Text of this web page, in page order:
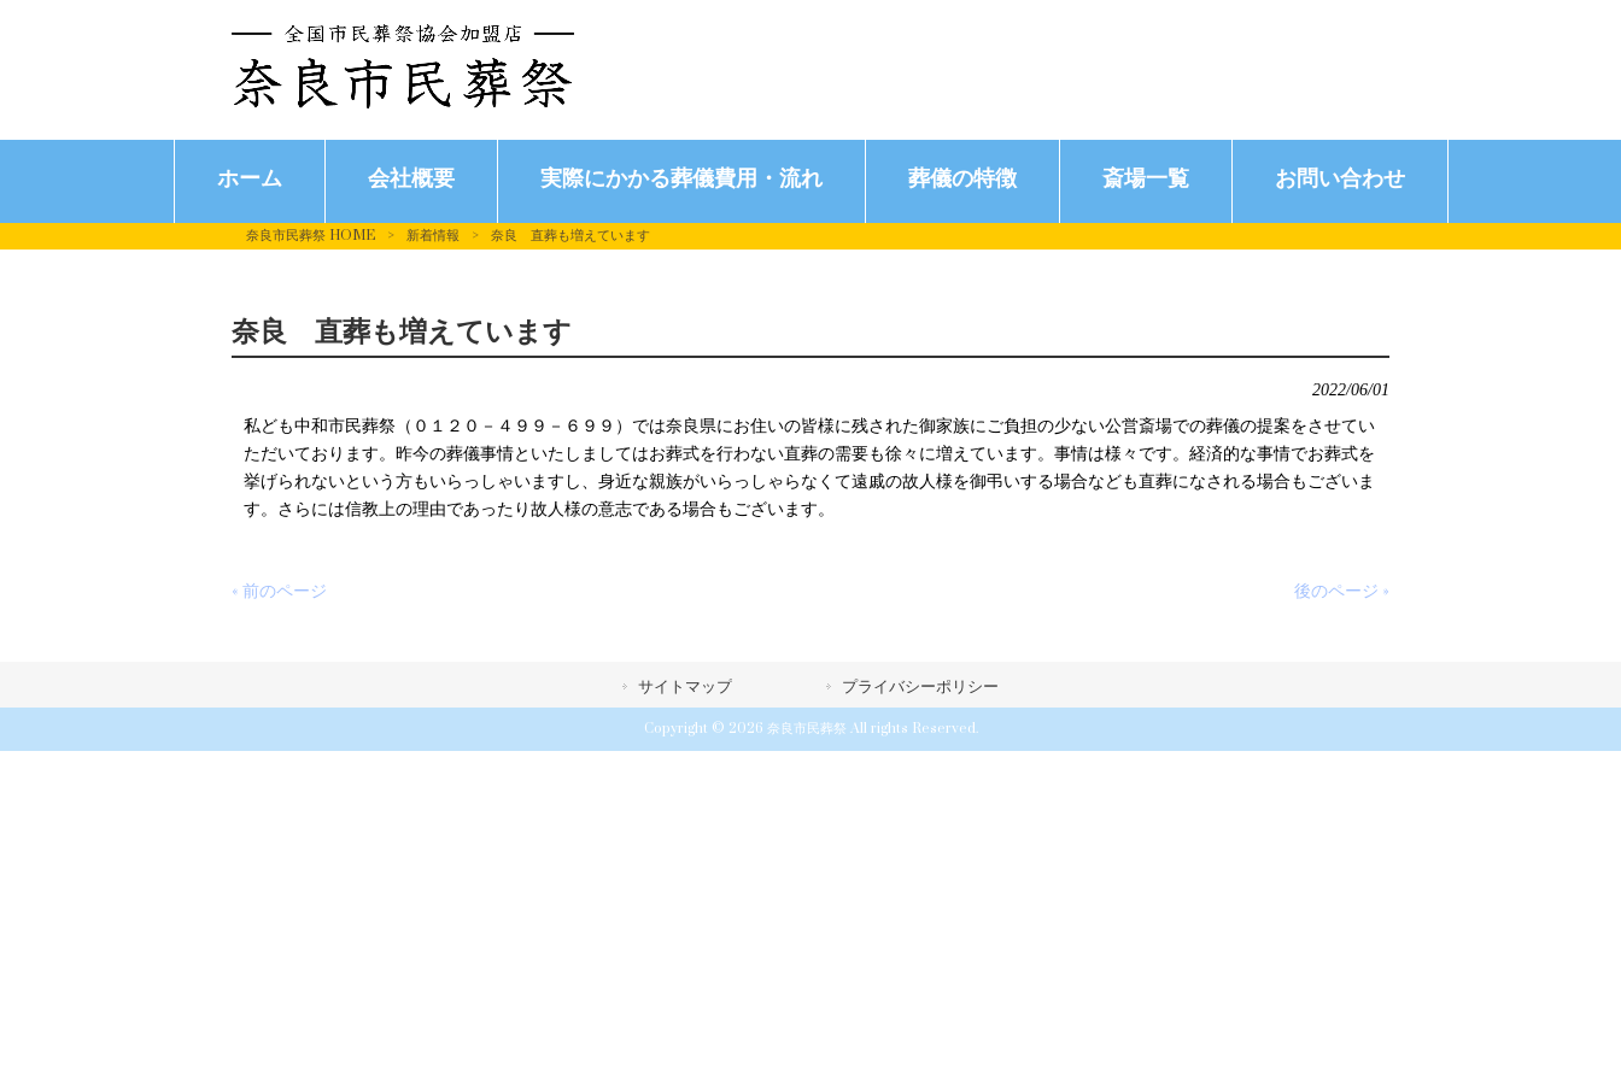
ホーム 会社概要 実際にかかる葬儀費用・流れ 葬儀の特徴 斎場一覧 お問い合わせ
奈良市民葬祭 HOME > 新着情報 > 奈良 直葬も増えています
奈良 直葬も増えています
2022/06/01
私ども中和市民葬祭（０１２０－４９９－６９９）では奈良県にお住いの皆様に残された御家族にご負担の少ない公営斎場での葬儀の提案をさせてい
ただいております。昨今の葬儀事情といたしましてはお葬式を行わない直葬の需要も徐々に増えています。事情は様々です。経済的な事情でお葬式を
挙げられないという方もいらっしゃいますし、身近な親族がいらっしゃらなくて遠戚の故人様を御弔いする場合なども直葬になされる場合もございま
す。さらには信教上の理由であったり故人様の意志である場合もございます。
« 前のページ 後のページ »
サイトマップ プライバシーポリシー
Copyright © 2026 奈良市民葬祭 All rights Reserved.